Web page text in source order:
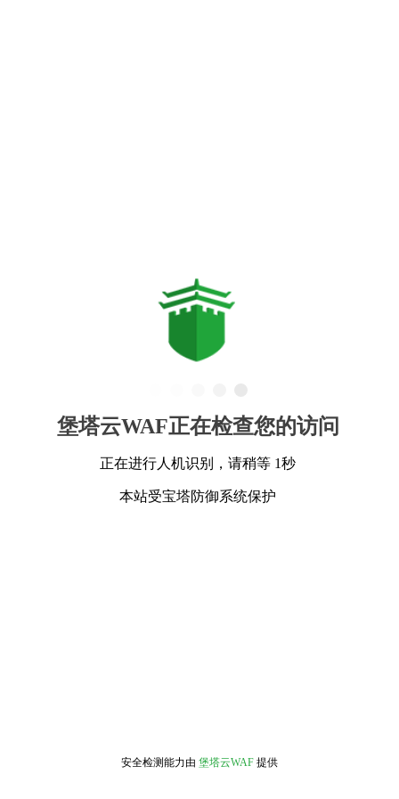
堡塔云WAF正在检查您的访问
正在进行人机识别，请稍等 1秒
本站受宝塔防御系统保护
安全检测能力由 堡塔云WAF 提供